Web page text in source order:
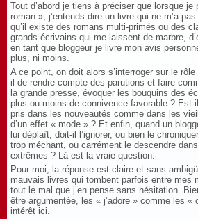
Tout d’abord je tiens à préciser que lorsque je
roman », j’entends dire un livre qui ne m’a
qu’il existe des romans multi-primés ou des
grands écrivains qui me laissent de marbre,
en tant que bloggeur je livre mon avis
plus, ni moins.
A ce point, on doit alors s’interroger sur le
il de rendre compte des parutions et faire
la grande presse, évoquer les bouquins des
plus ou moins de connivence favorable ? Est-
pris dans les nouveautés comme dans les
d’un effet « mode » ? Et enfin, quand un
lui déplaît, doit-il l’ignorer, ou bien le
trop méchant, ou carrément le descendre
extrêmes ? Là est la vraie question.
Pour moi, la réponse est claire et sans
mauvais livres qui tombent parfois entre mes
tout le mal que j’en pense sans hésitation.
être argumentée, les « j’adore » comme les «
intérêt ici.